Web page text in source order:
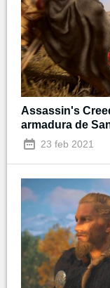
Assassin's
armadura de
23 feb 2021